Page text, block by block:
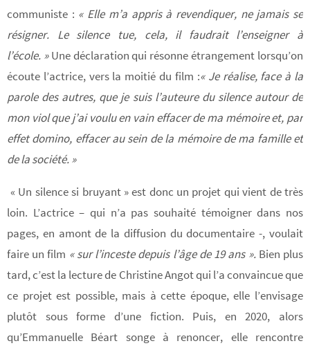
communiste : « Elle m’a appris à revendiquer, ne jamais se
résigner. Le silence tue, cela, il faudrait l’enseigner à
l’école. »Une déclaration qui résonne étrangement lorsqu’on
écoute l’actrice, vers la moitié du film :« Je réalise, face à la
parole des autres, que je suis l’auteure du silence autour de
mon viol que j’ai voulu en vain effacer de ma mémoire et, par
effet domino, effacer au sein de la mémoire de ma famille et
de la société. »
« Un silence si bruyant » est donc un projet qui vient de très
loin. L’actrice – qui n’a pas souhaité témoigner dans nos
pages, en amont de la diffusion du documentaire -, voulait
faire un film « sur l’inceste depuis l’âge de 19 ans ». Bien plus
tard, c’est la lecture de Christine Angot qui l’a convaincue que
ce projet est possible, mais à cette époque, elle l’envisage
plutôt sous forme d’une fiction. Puis, en 2020, alors
qu’Emmanuelle Béart songe à renoncer, elle rencontre